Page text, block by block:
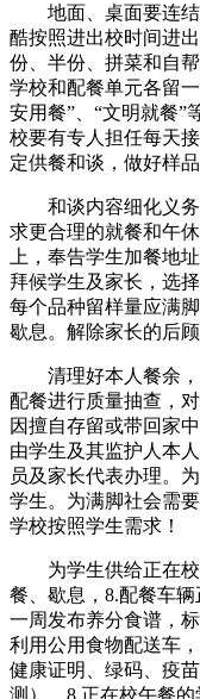
地面、桌面要连结
酷按照进出校时间进
份、半份、拼菜和自
学校和配餐单元各留
安用餐”、“文明就餐”
校要有专人担任每天
定供餐和谈，做好样品
和谈内容细化义务
求更合理的就餐和午
上，奉告学生加餐地
拜候学生及家长，选
每个品种留样量应满
歇息。解除家长的后顾
清理好本人餐余，
配餐进行质量抽查，
因擅自存留或带回家
由学生及其监护人本
员及家长代表办理。
学生。为满脚社会需
学校按照学生需求！
为学生供给正在校
餐、歇息，8.配餐车
一周发布养分食谱，
利用公用食物配送车
健康证明、绿码、疫
测）。8.正在校午餐的